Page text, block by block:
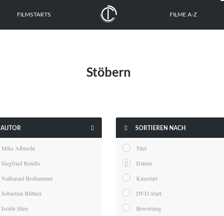
FILMSTARTS FILME A-Z
Stöbern
AUTOR 
Mike Albrecht
Siegfried Bendix
Nathanael Brohammer
Sebastian Büttner
Isolde Hien
 SORTIEREN NACH
Titel
Datum
Kinostart
DVD-Start
Bewertung